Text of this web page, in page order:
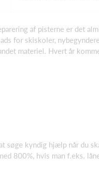
af pisterne er det
for skiskoler,
materiel. Hvert år
søge kyndig hjælp når du
800%, hvis man f.eks.